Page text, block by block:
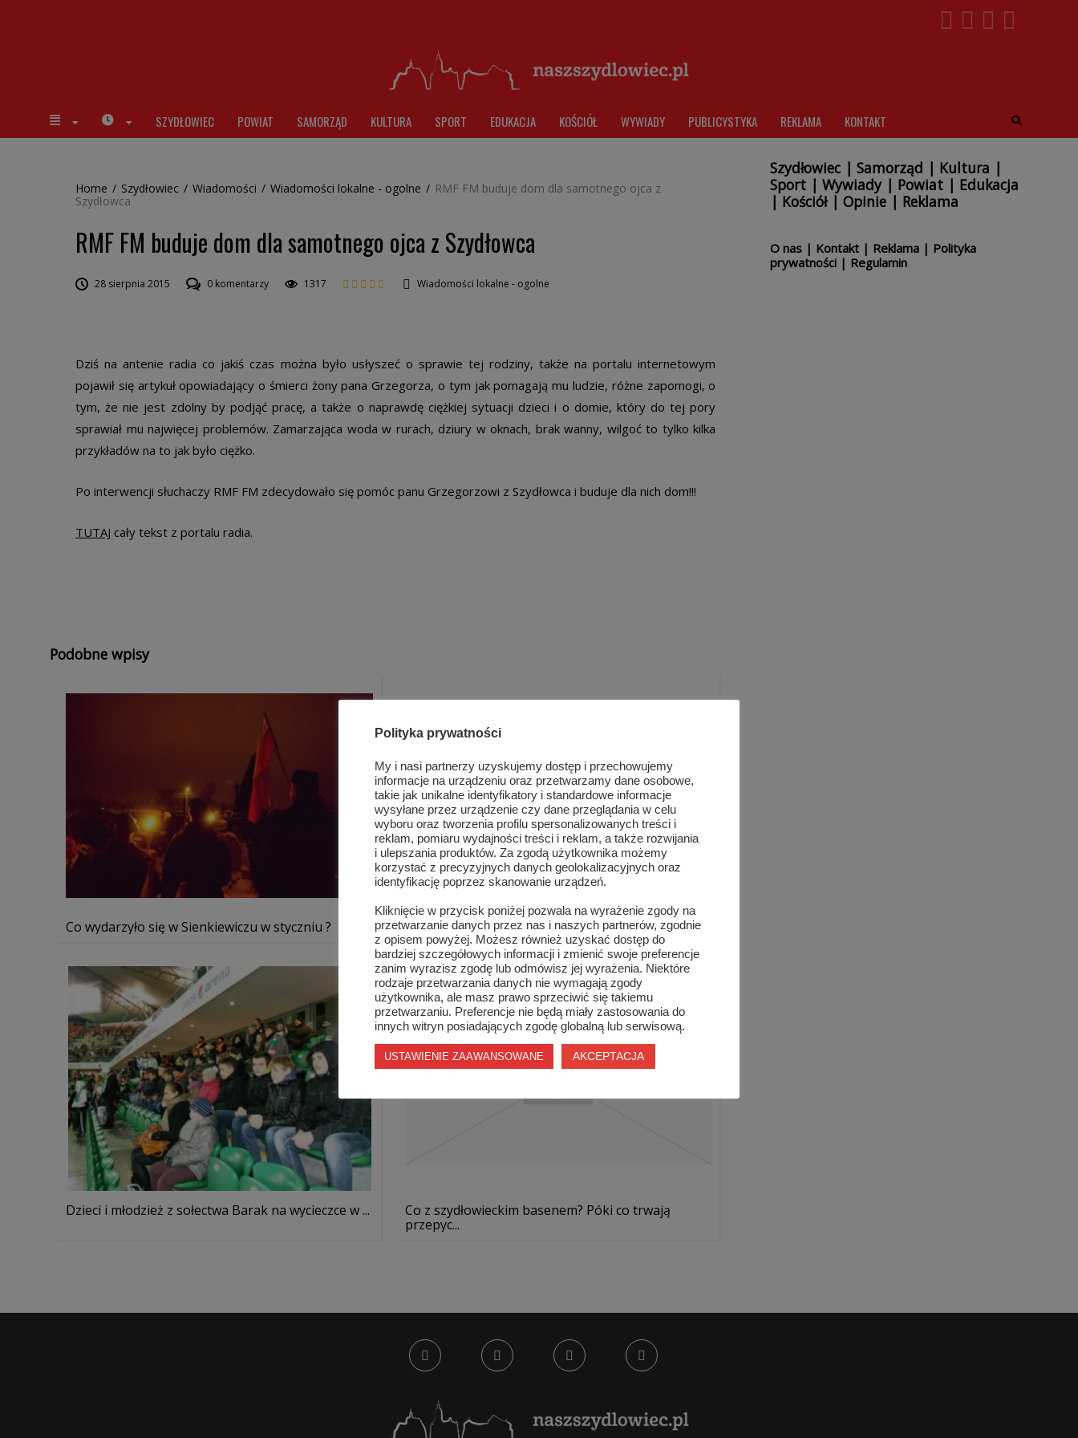
SZYDŁOWIEC POWIAT SAMORZĄD KULTURA SPORT EDUKACJA KOŚCIÓŁ WYWIADY PUBLICYSTYKA REKLAMA KONTAKT
Home / Szydłowiec / Wiadomości / Wiadomości lokalne - ogolne / RMF FM buduje dom dla samotnego ojca z
Szydłowca
RMF FM buduje dom dla samotnego ojca z Szydłowca
28 sierpnia 2015 0 komentarzy 1317 Wiadomości lokalne - ogolne
Dziś na antenie radia co jakiś czas można było usłyszeć o sprawie tej rodziny, także na portalu internetowym
pojawił się artykuł opowiadający o śmierci żony pana Grzegorza, o tym jak pomagają mu ludzie, różne zapomogi, o
tym, że nie jest zdolny by podjąć pracę, a także o naprawdę ciężkiej sytuacji dzieci i o domie, który do tej pory
sprawiał mu najwięcej problemów. Zamarzająca woda w rurach, dziury w oknach, brak wanny, wilgoć to tylko kilka
przykładów na to jak było ciężko.
Po interwencji słuchaczy RMF FM zdecydowało się pomóc panu Grzegorzowi z Szydłowca i buduje dla nich dom!!!
TUTAJ cały tekst z portalu radia.
Podobne wpisy
Co wydarzyło się w Sienkiewiczu w styczniu ? Profilaktyczne spotkania w szkołach przed feriami
Dzieci i młodzież z sołectwa Barak na wycieczce w ...
Co z szydłowieckim basenem? Póki co trwają
przepyc...
Szydłowiec| Samorząd | Kultura |
Sport| Wywiady| Powiat| Edukacja
| Kościół| Opinie| Reklama
O nas| Kontakt| Reklama| Polityka
prywatności| Regulamin
Polityka prywatności
My i nasi partnerzy uzyskujemy dostęp i przechowujemy
informacje na urządzeniu oraz przetwarzamy dane osobowe,
takie jak unikalne identyfikatory i standardowe informacje
wysyłane przez urządzenie czy dane przeglądania w celu
wyboru oraz tworzenia profilu spersonalizowanych treści i
reklam, pomiaru wydajności treści i reklam, a także rozwijania
i ulepszania produktów. Za zgodą użytkownika możemy
korzystać z precyzyjnych danych geolokalizacyjnych oraz
identyfikację poprzez skanowanie urządzeń.
Kliknięcie w przycisk poniżej pozwala na wyrażenie zgody na
przetwarzanie danych przez nas i naszych partnerów, zgodnie
z opisem powyżej. Możesz również uzyskać dostęp do
bardziej szczegółowych informacji i zmienić swoje preferencje
zanim wyrazisz zgodę lub odmówisz jej wyrażenia. Niektóre
rodzaje przetwarzania danych nie wymagają zgody
użytkownika, ale masz prawo sprzeciwić się takiemu
przetwarzaniu. Preferencje nie będą miały zastosowania do
innych witryn posiadających zgodę globalną lub serwisową.
USTAWIENIE ZAAWANSOWANE AKCEPTACJA